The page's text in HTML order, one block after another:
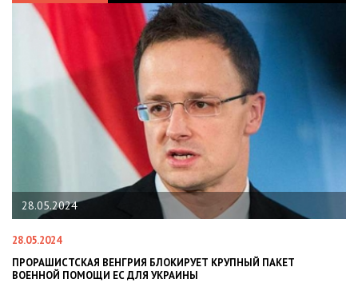
28.05.2024
28.05.2024
ПРОРАШИСТСКАЯ ВЕНГРИЯ БЛОКИРУЕТ КРУПНЫЙ ПАКЕТ
ВОЕННОЙ ПОМОЩИ ЕС ДЛЯ УКРАИНЫ